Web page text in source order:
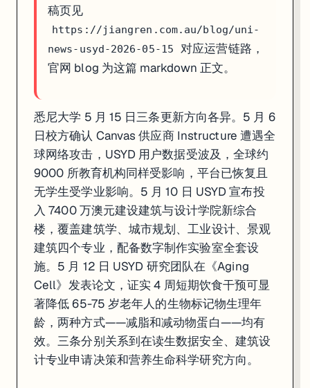
稿页见
https://jiangren.com.au/blog/uni-
news-usyd-2026-05-15
对应运营链路，
官网 blog 为这篇 markdown 正文。
悉尼大学 5 月 15 日三条更新方向各异。5 月 6
日校方确认 Canvas 供应商 Instructure 遭遇全
球网络攻击，USYD 用户数据受波及，全球约
9000 所教育机构同样受影响，平台已恢复且
无学生受学业影响。5 月 10 日 USYD 宣布投
入 7400 万澳元建设建筑与设计学院新综合
楼，覆盖建筑学、城市规划、工业设计、景观
建筑四个专业，配备数字制作实验室全套设
施。5 月 12 日 USYD 研究团队在《Aging
Cell》发表论文，证实 4 周短期饮食干预可显
著降低 65-75 岁老年人的生物标记物生理年
龄，两种方式——减脂和减动物蛋白——均有
效。三条分别关系到在读生数据安全、建筑设
计专业申请决策和营养生命科学研究方向。